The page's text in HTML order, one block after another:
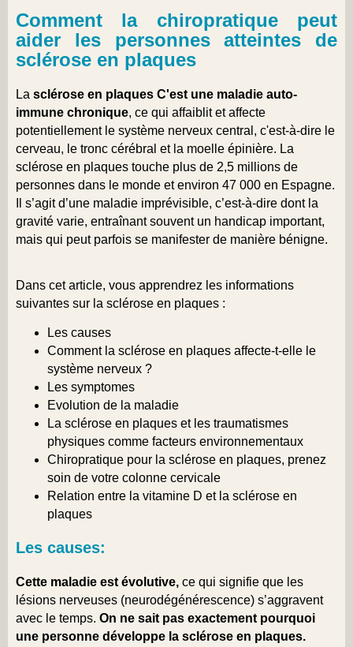
Comment la chiropratique peut
aider les personnes atteintes de
sclérose en plaques
La sclérose en plaques C'est une maladie auto-
immune chronique, ce qui affaiblit et affecte
potentiellement le système nerveux central, c'est-à-dire le
cerveau, le tronc cérébral et la moelle épinière. La
sclérose en plaques touche plus de 2,5 millions de
personnes dans le monde et environ 47 000 en Espagne.
Il s’agit d’une maladie imprévisible, c’est-à-dire dont la
gravité varie, entraînant souvent un handicap important,
mais qui peut parfois se manifester de manière bénigne.
Dans cet article, vous apprendrez les informations
suivantes sur la sclérose en plaques :
Les causes
Comment la sclérose en plaques affecte-t-elle le
système nerveux ?
Les symptomes
Evolution de la maladie
La sclérose en plaques et les traumatismes
physiques comme facteurs environnementaux
Chiropratique pour la sclérose en plaques, prenez
soin de votre colonne cervicale
Relation entre la vitamine D et la sclérose en
plaques
Les causes:
Cette maladie est évolutive, ce qui signifie que les
lésions nerveuses (neurodégénérescence) s’aggravent
avec le temps. On ne sait pas exactement pourquoi
une personne développe la sclérose en plaques.